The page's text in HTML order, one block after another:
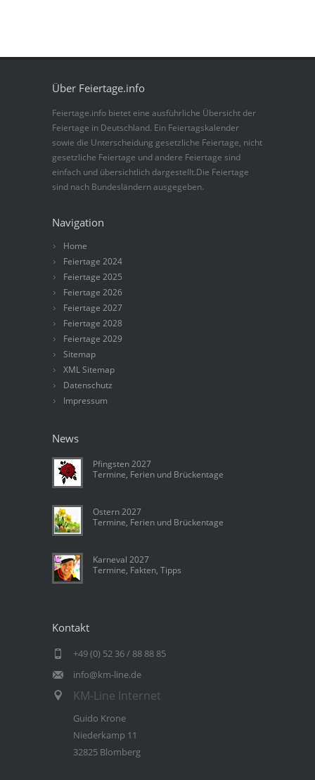
Über Feiertage.info
Feiertage.info bietet eine ausführliche Übersicht der
Feiertage in Deutschland. Ein Feiertagskalender
sowie die Unterscheidung gesetzliche Feiertage, nicht
gesetzliche Feiertage und andere Feiertage sind
einfach und übersichtlich dargestellt.Die Feiertage
sind nach Bundesländern ausgegeben.
Navigation
Home
Feiertage 2024
Feiertage 2025
Feiertage 2026
Feiertage 2027
Feiertage 2028
Feiertage 2029
Sitemap
XML Sitemap
Datenschutz
Impressum
News
Pfingsten 2027
Termine, Ferien und Brückentage
Ostern 2027
Termine, Ferien und Brückentage
Karneval 2027
Termine, Fakten, Tipps
Kontakt
+49 (0) 52 36 / 88 88 85
info@km-line.de
KM-Line Internet
Guido Krone
Niederkamp 11
32825 Blomberg